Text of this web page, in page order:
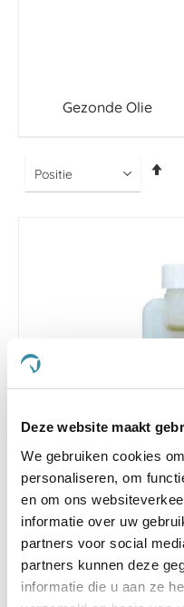
Deze website maakt
We gebruiken cookies
personaliseren, om
en om ons
informatie over uw
partners voor social
partners kunnen deze
informatie die u aan ze
Gezonde Olie
Excellent HempOne
€